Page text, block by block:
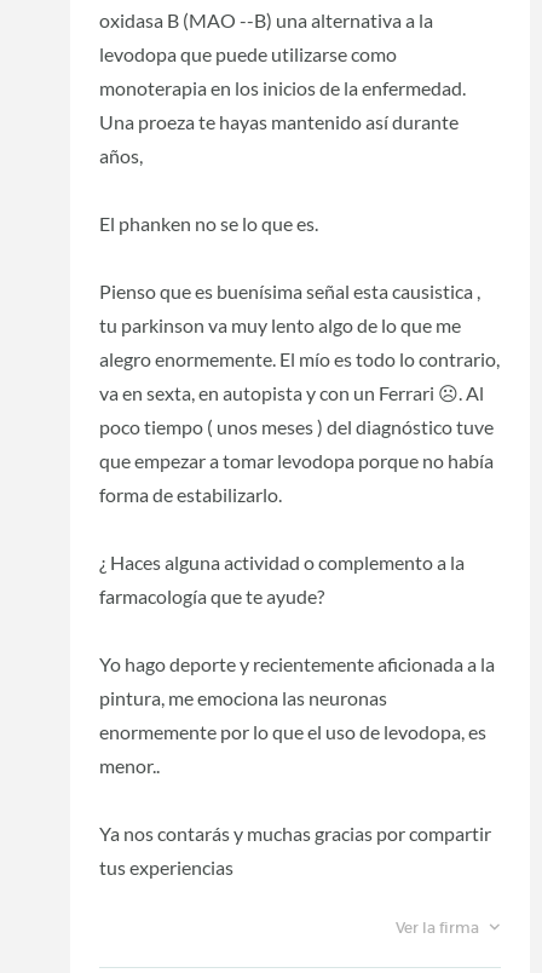
oxidasa B (MAO --B) una alternativa a la
levodopa que puede utilizarse como
monoterapia en los inicios de la enfermedad.
Una proeza te hayas mantenido así durante
años,
El phanken no se lo que es.
Pienso que es buenísima señal esta causistica ,
tu parkinson va muy lento algo de lo que me
alegro enormemente. El mío es todo lo contrario,
va en sexta, en autopista y con un Ferrari ☹️. Al
poco tiempo ( unos meses ) del diagnóstico tuve
que empezar a tomar levodopa porque no había
forma de estabilizarlo.
¿ Haces alguna actividad o complemento a la
farmacología que te ayude?
Yo hago deporte y recientemente aficionada a la
pintura, me emociona las neuronas
enormemente por lo que el uso de levodopa, es
menor..
Ya nos contarás y muchas gracias por compartir
tus experiencias
Ver la firma